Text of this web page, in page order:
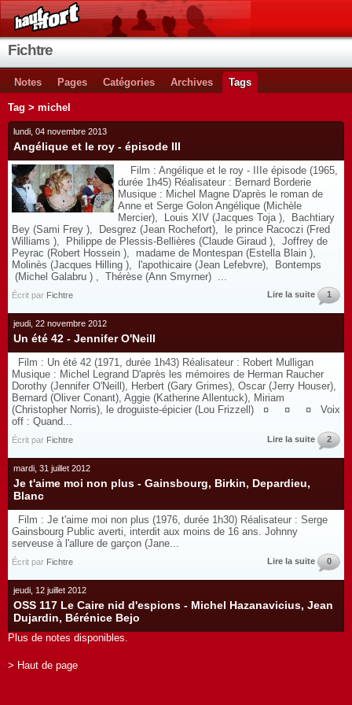
Fichtre
Notes Pages Catégories Archives Tags
Tag > michel
lundi, 04 novembre 2013
Angélique et le roy - épisode III
Film : Angélique et le roy - IIIe épisode (1965,
durée 1h45) Réalisateur : Bernard Borderie
Musique : Michel Magne D'après le roman de
Anne et Serge Golon Angélique (Michèle
Mercier), Louis XIV (Jacques Toja ), Bachtiary
Bey (Sami Frey ), Desgrez (Jean Rochefort), le prince Racoczi (Fred
Williams ), Philippe de Plessis-Bellières (Claude Giraud ), Joffrey de
Peyrac (Robert Hossein ), madame de Montespan (Estella Blain ),
Molinès (Jacques Hilling ), l'apothicaire (Jean Lefebvre), Bontemps
(Michel Galabru ) , Thérèse (Ann Smyrner) ...
Écrit par Fichtre Lire la suite 1
jeudi, 22 novembre 2012
Un été 42 - Jennifer O'Neill
Film : Un été 42 (1971, durée 1h43) Réalisateur : Robert Mulligan
Musique : Michel Legrand D'après les mémoires de Herman Raucher
Dorothy (Jennifer O'Neill), Herbert (Gary Grimes), Oscar (Jerry Houser),
Bernard (Oliver Conant), Aggie (Katherine Allentuck), Miriam
(Christopher Norris), le droguiste-épicier (Lou Frizzell) ¤ ¤ ¤ Voix
off : Quand...
Écrit par Fichtre Lire la suite 2
mardi, 31 juillet 2012
Je t'aime moi non plus - Gainsbourg, Birkin, Depardieu,
Blanc
Film : Je t'aime moi non plus (1976, durée 1h30) Réalisateur : Serge
Gainsbourg Public averti, interdit aux moins de 16 ans. Johnny
serveuse à l'allure de garçon (Jane...
Écrit par Fichtre Lire la suite 0
jeudi, 12 juillet 2012
OSS 117 Le Caire nid d'espions - Michel Hazanavicius, Jean
Dujardin, Bérénice Bejo
Plus de notes disponibles.
> Haut de page